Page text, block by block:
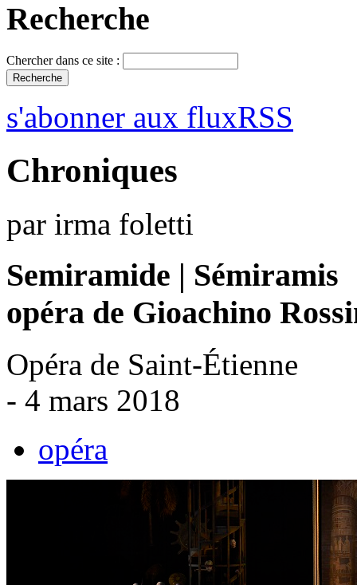
Recherche
Chercher dans ce site :
s'abonner aux fluxRSS
Chroniques
par irma foletti
Semiramide | Sémiramis
opéra de Gioachino
Opéra de Saint-Étienne
- 4 mars 2018
opéra